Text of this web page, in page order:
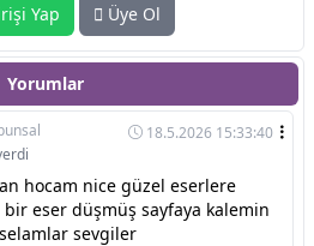
Yap Üye Ol
Yorumlar
18.5.2026 15:33:40
hocam nice güzel eserlere
eser düşmüş sayfaya kalemin
sevgiler